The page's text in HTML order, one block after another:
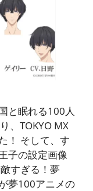
と眠れる100人
、TOKYO MX
！ そして、す
子の設定画像
すぎる！夢
夢100アニメの